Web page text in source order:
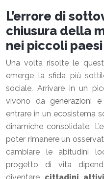
L’errore di
chiusura della
nei piccoli paesi
Una volta risolte le
emerge la sfida più
sociale. Arrivare in un
vivono da generazioni
entrare in un ecosistema
dinamiche consolidate.
poter rimanere un
cambiare le abitudini
progetto di vita